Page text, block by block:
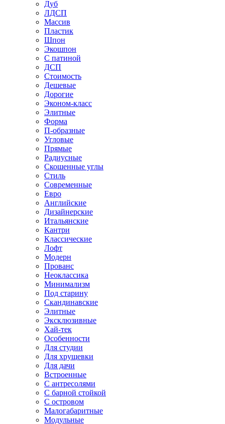
Дуб
ЛДСП
Массив
Пластик
Шпон
Экошпон
С патиной
ДСП
Стоимость
Дешевые
Дорогие
Эконом-класс
Элитные
Форма
П-образные
Угловые
Прямые
Радиусные
Скошенные углы
Стиль
Современные
Евро
Английские
Дизайнерские
Итальянские
Кантри
Классические
Лофт
Модерн
Прованс
Неоклассика
Минимализм
Под старину
Скандинавские
Элитные
Эксклюзивные
Хай-тек
Особенности
Для студии
Для хрущевки
Для дачи
Встроенные
С антресолями
С барной стойкой
С островом
Малогабаритные
Модульные